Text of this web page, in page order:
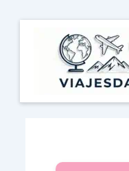
contenido